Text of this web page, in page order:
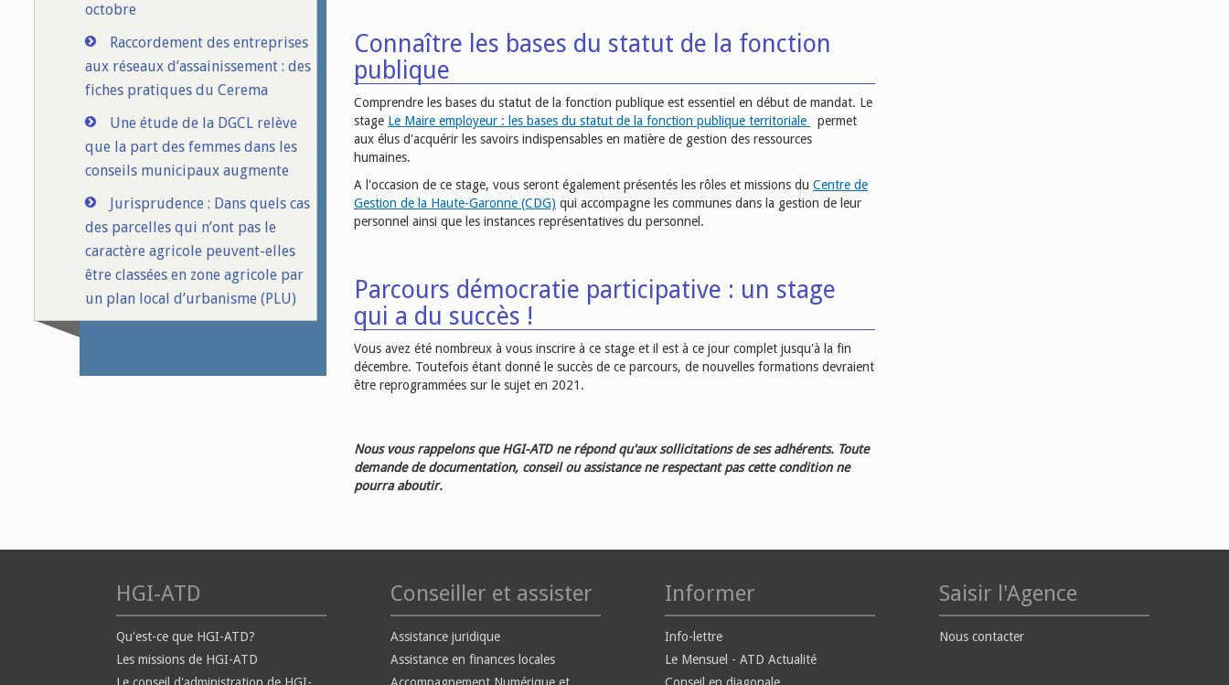
octobre
Raccordement des entreprises
aux réseaux d’assainissement : des
fiches pratiques du Cerema
Une étude de la DGCL relève
que la part des femmes dans les
conseils municipaux augmente
Jurisprudence : Dans quels cas
des parcelles qui n’ont pas le
caractère agricole peuvent-elles
être classées en zone agricole par
un plan local d’urbanisme (PLU)
Connaître les bases du statut de la fonction
publique
Comprendre les bases du statut de la fonction publique est essentiel en début de mandat. Le
stage Le Maire employeur : les bases du statut de la fonction publique territoriale
permet
aux élus d'acquérir les savoirs indispensables en matière de gestion des ressources
humaines.
A l'occasion de ce stage, vous seront également présentés les rôles et missions du Centre de
Gestion de la Haute-Garonne (CDG) qui accompagne les communes dans la gestion de leur
personnel ainsi que les instances représentatives du personnel.
Parcours démocratie participative : un stage
qui a du succès !
Vous avez été nombreux à vous inscrire à ce stage et il est à ce jour complet jusqu'à la fin
décembre. Toutefois étant donné le succès de ce parcours, de nouvelles formations devraient
être reprogrammées sur le sujet en 2021.
Nous vous rappelons que HGI-ATD ne répond qu'aux sollicitations de ses adhérents. Toute
demande de documentation, conseil ou assistance ne respectant pas cette condition ne
pourra aboutir.
HGI-ATD
Qu'est-ce que HGI-ATD?
Les missions de HGI-ATD
Conseiller et assister
Assistance juridique
Assistance en finances locales
Informer
Info-lettre
Le Mensuel - ATD Actualité
Saisir l'Agence
Nous contacter